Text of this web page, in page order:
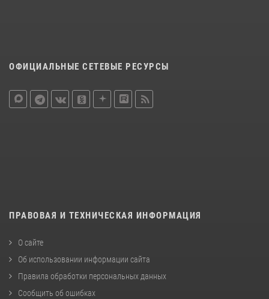
ОФИЦИАЛЬНЫЕ СЕТЕВЫЕ РЕСУРСЫ
ПРАВОВАЯ И ТЕХНИЧЕСКАЯ ИНФОРМАЦИЯ
О сайте
Об использовании информации сайта
Правила обработки персональных данных
Сообщить об ошибках